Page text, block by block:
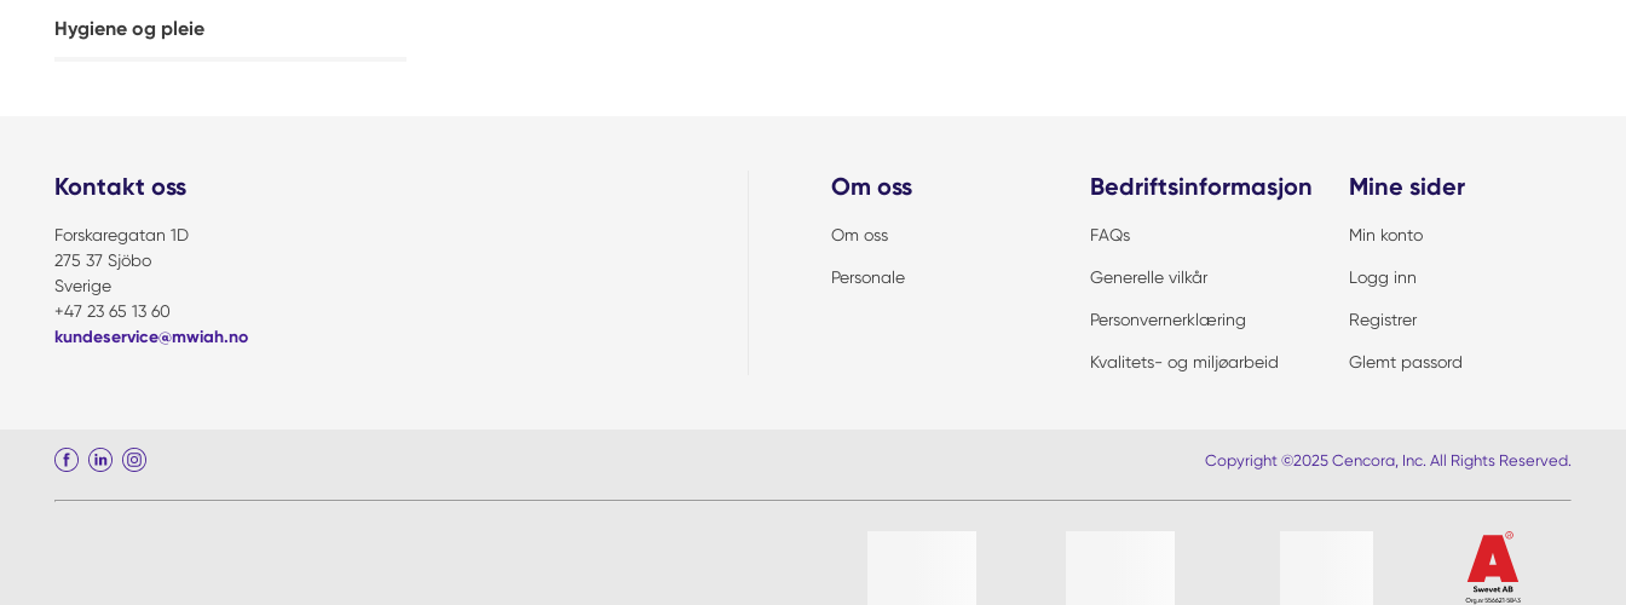
Hygiene og pleie
Kontakt oss
Forskaregatan 1D
275 37 Sjöbo
Sverige
+47 23 65 13 60
kundeservice@mwiah.no
Om oss
Om oss
Personale
Bedriftsinformasjon
FAQs
Generelle vilkår
Personvernerklæring
Kvalitets- og miljøarbeid
Mine sider
Min konto
Logg inn
Registrer
Glemt passord
Copyright ©2025 Cencora, Inc. All Rights Reserved.